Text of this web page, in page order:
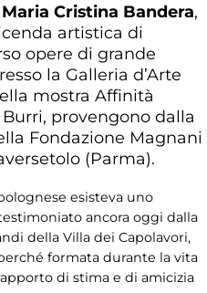
Maria Cristina Bandera,
artistica di
opere di grande
la Galleria d’Arte
mostra Affinità
provengono dalla
Fondazione Magnani
(Parma).
esisteva uno
ancora oggi dalla
della Villa dei Capolavori,
formata durante la vita
di stima e di amicizia